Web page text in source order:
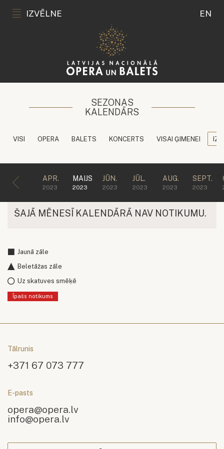
IZVĒLNE EN
SEZONAS
KALENDĀRS
VISI OPERA BALETS KONCERTS VISAI ĢIMENEI
APR.
2023
MAIJS
2023
JŪN.
2023
JŪL.
2023
AUG.
2023
SEPT.
2023
ŠAJĀ MĒNESĪ KALENDĀRĀ NAV NOTIKUMU.
Jaunā zāle
Beletāžas zāle
Uz skatuves smēķē
Īpašs notikums
Tālrunis
+371 67 073 777
E-pasts
opera@opera.lv
info@opera.lv